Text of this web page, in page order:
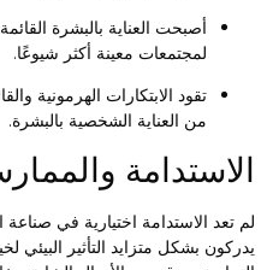
أصبحت العناية بالبشرة
لمجتمعات معينة أكثر شيوعًا.
تقود الابتكارات الهرمونية
من العناية الشخصية بالبشرة.
تعد الاستدامة اختيارية في صناعة
بشكل متزايد التأثير البيئي